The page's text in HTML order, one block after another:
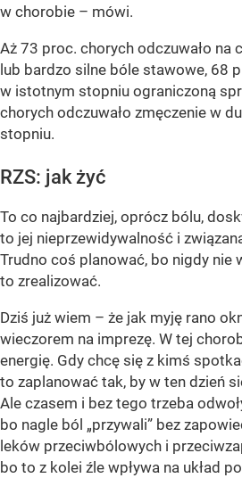
w chorobie – mówi.
Aż 73 proc. chorych odczuwało na
lub bardzo silne bóle stawowe, 68
w istotnym stopniu ograniczoną
chorych odczuwało zmęczenie w
stopniu.
RZS: jak żyć
To co najbardziej, oprócz bólu,
to jej nieprzewidywalność i
Trudno coś planować, bo nigdy nie
to zrealizować.
Dziś już wiem – że jak myję rano
wieczorem na imprezę. W tej
energię. Gdy chcę się z kimś
to zaplanować tak, by w ten dzień
Ale czasem i bez tego trzeba
bo nagle ból „przywali” bez
leków przeciwbólowych i
bo to z kolei źle wpływa na układ